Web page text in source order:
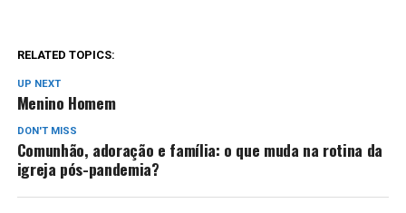
RELATED TOPICS:
UP NEXT
Menino Homem
DON'T MISS
Comunhão, adoração e família: o que muda na rotina da
igreja pós-pandemia?